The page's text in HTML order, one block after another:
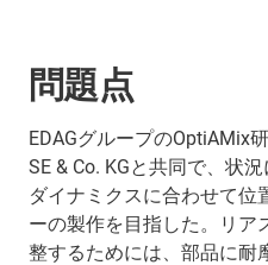
問題点
EDAGグループのOptiAMix
SE & Co. KGと共同で、状
ダイナミクスに合わせて位
ーの製作を目指した。リア
整するためには、部品に耐